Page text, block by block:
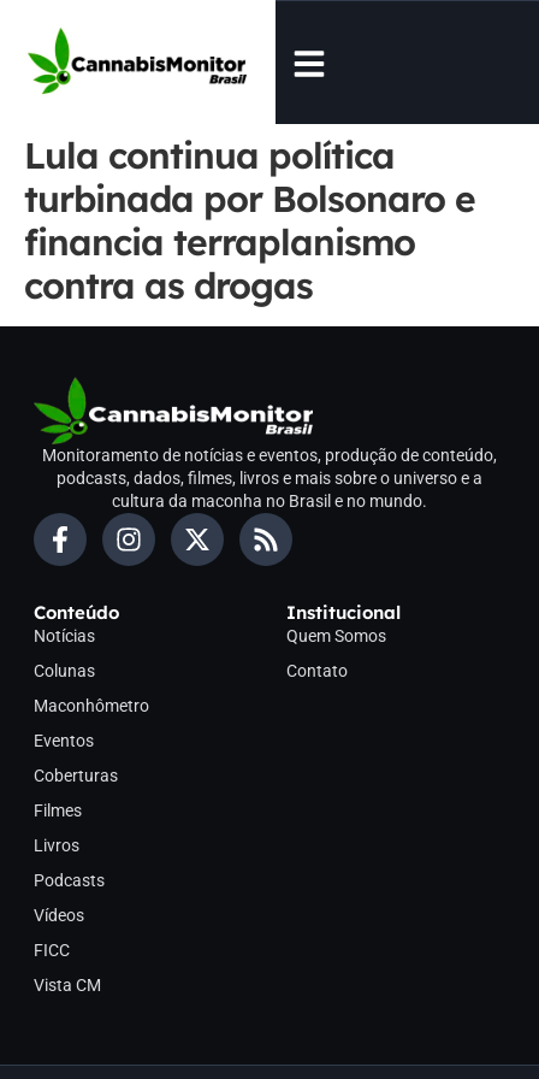
Lula continua política
turbinada por Bolsonaro e
financia terraplanismo
contra as drogas
Monitoramento de notícias e eventos, produção de conteúdo,
podcasts, dados, filmes, livros e mais sobre o universo e a
cultura da maconha no Brasil e no mundo.
Conteúdo
Notícias
Colunas
Maconhômetro
Eventos
Coberturas
Filmes
Livros
Podcasts
Vídeos
FICC
Vista CM
Institucional
Quem Somos
Contato